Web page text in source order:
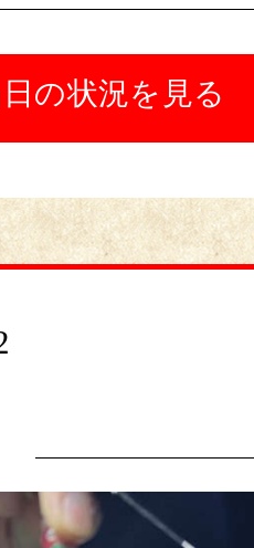
の状況を見る